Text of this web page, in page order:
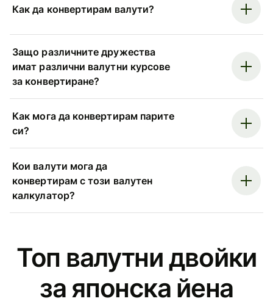
Как да конвертирам валути?
Защо различните дружества
имат различни валутни курсове
за конвертиране?
Как мога да конвертирам парите
си?
Кои валути мога да
конвертирам с този валутен
калкулатор?
Топ валутни двойки
за японска йена